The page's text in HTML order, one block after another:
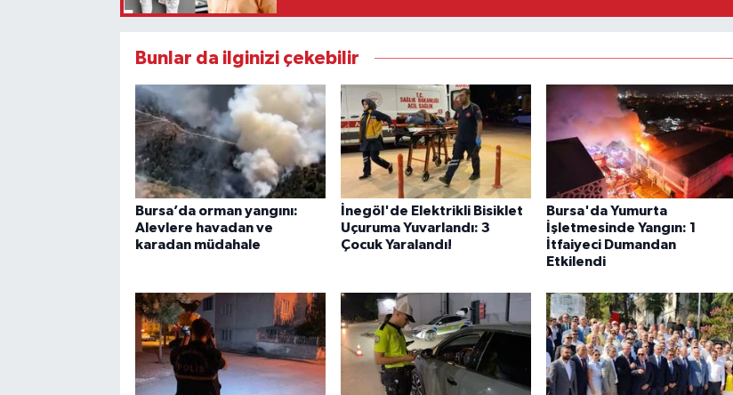
Bunlar da ilginizi çekebilir
Bursa’da orman yangını:
Alevlere havadan ve
karadan müdahale
İnegöl'de Elektrikli Bisiklet
Uçuruma Yuvarlandı: 3
Çocuk Yaralandı!
Bursa'da Yumurta
İşletmesinde Yangın: 1
İtfaiyeci Dumandan
Etkilendi